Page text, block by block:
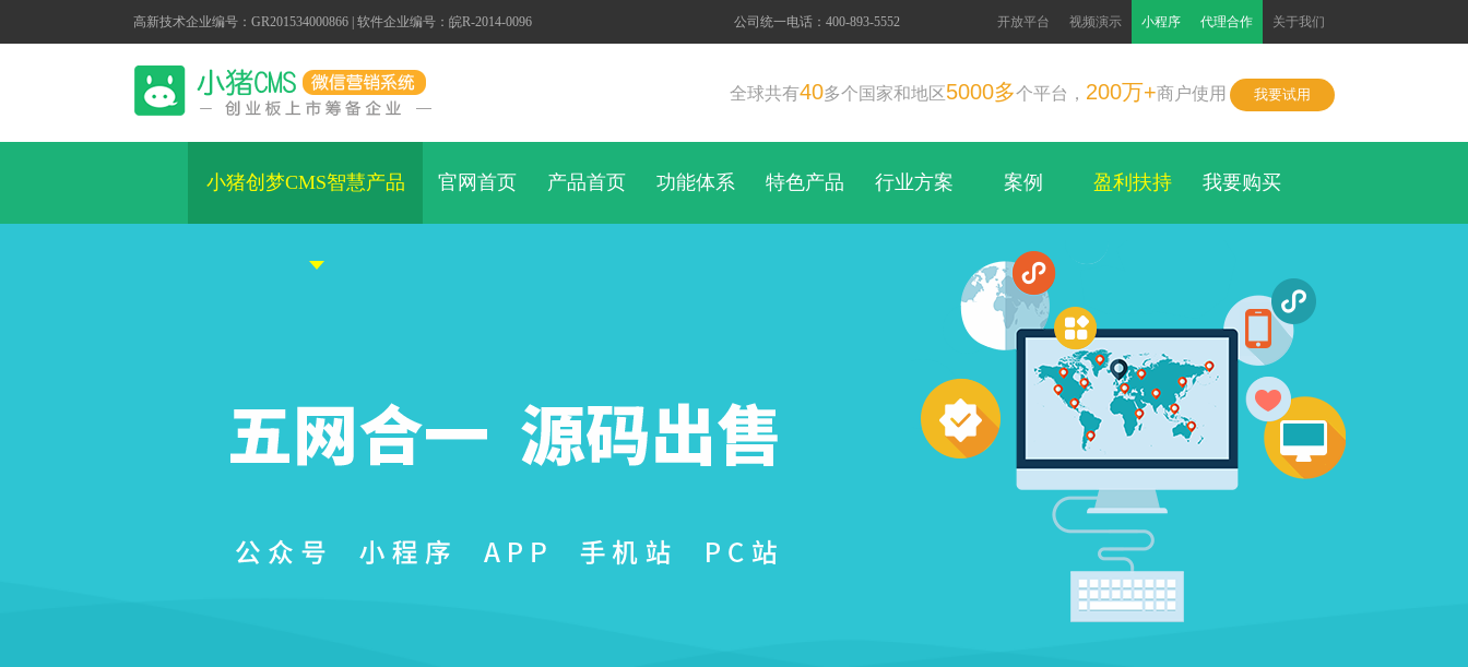
高新技术企业编号：GR201534000866 | 软件企业编号：皖R-2014-0096 公司统一电话：400-893-5552 开放平台 视频演示 小程序 代理合作 关于我们
全球共有40多个国家和地区5000多个平台， 200万+商户使用 我要试用
小猪创梦CMS智慧产品 官网首页 产品首页 功能体系 特色产品 行业方案 案例 盈利扶持 我要购买